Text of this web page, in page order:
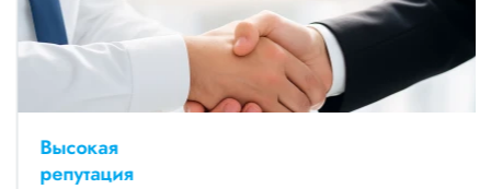
Высокая
репутация